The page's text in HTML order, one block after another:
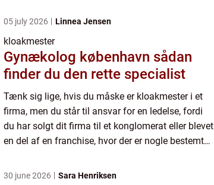
05 july 2026 Linnea Jensen
kloakmester
Gynækolog københavn sådan
finder du den rette specialist
Tænk sig lige, hvis du måske er kloakmester i et
firma, men du står til ansvar for en ledelse, fordi
du har solgt dit firma til et konglomerat eller blevet
en del af en franchise, hvor der er nogle bestemte
30 june 2026 Sara Henriksen